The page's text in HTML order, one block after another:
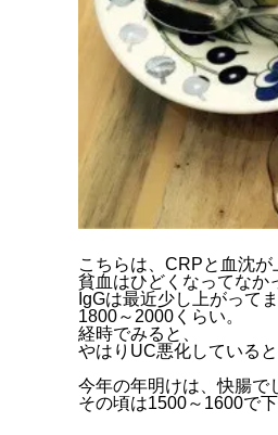
こちらは、CRPと血沈が
貧血はひどくなってなか
IgGは最近少し上がってま
1800～2000くらい。
経時でみると、
やはりUC悪化している
今年の年明けは、快腸で
その頃は1500～1600で